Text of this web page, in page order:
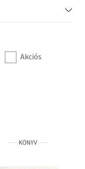
Akciós
KÖNYV